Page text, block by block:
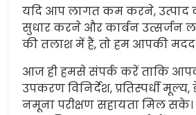
यदि आप लागत कम करने, उत्पाद
सुधार करने और कार्बन उत्सर्जन
की तलाश में हैं, तो हम आपकी मदद
आज ही हमसे संपर्क करें ताकि
उपकरण विनिर्देश, प्रतिस्पर्धी मूल्य,
नमूना परीक्षण सहायता मिल सके।